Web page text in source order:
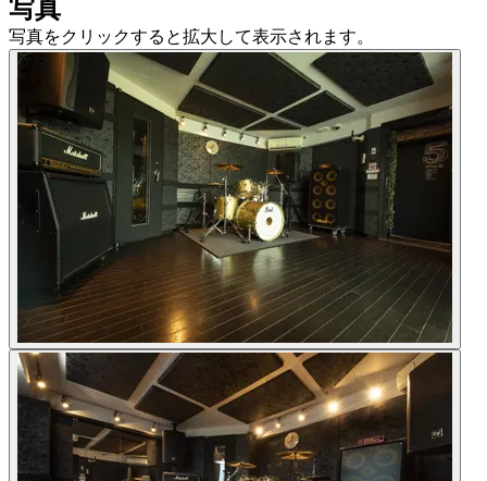
写真
写真をクリックすると拡大して表示されます。